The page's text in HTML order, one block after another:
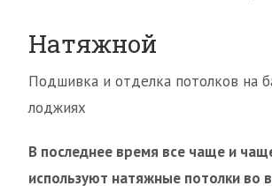
Натяжной
Подшивка и отделка потолков на
лоджиях
В последнее время все чаще и
используют натяжные потолки во